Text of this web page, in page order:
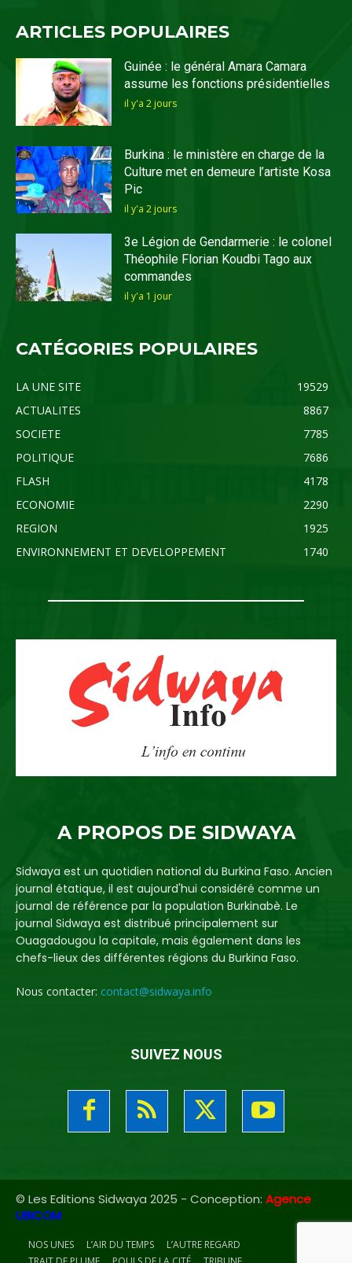
ARTICLES POPULAIRES
Guinée : le général Amara Camara
assume les fonctions présidentielles
il y'a 2 jours
Burkina : le ministère en charge de la
Culture met en demeure l’artiste Kosa
Pic
il y'a 2 jours
3e Légion de Gendarmerie : le colonel
Théophile Florian Koudbi Tago aux
commandes
il y'a 1 jour
CATÉGORIES POPULAIRES
LA UNE SITE
19529
ACTUALITES
8867
SOCIETE
7785
POLITIQUE
7686
FLASH
4178
ECONOMIE
2290
REGION
1925
ENVIRONNEMENT ET DEVELOPPEMENT
1740
A PROPOS DE SIDWAYA
Sidwaya est un quotidien national du Burkina Faso. Ancien
journal étatique, il est aujourd'hui considéré comme un
journal de référence par la population Burkinabè. Le
journal Sidwaya est distribué principalement sur
Ouagadougou la capitale, mais également dans les
chefs-lieux des différentes régions du Burkina Faso.
Nous contacter: contact@sidwaya.info
SUIVEZ NOUS
© Les Editions Sidwaya 2025 - Conception: Agence
UBICOM
NOS UNES L’AIR DU TEMPS
L’AUTRE REGARD